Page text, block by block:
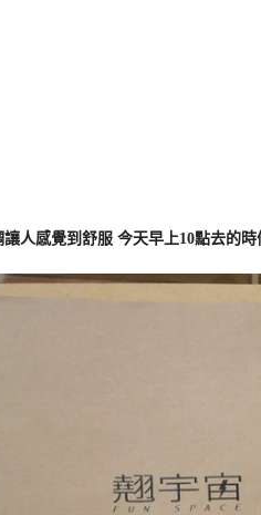
人感覺到舒服 今天早上10點去的